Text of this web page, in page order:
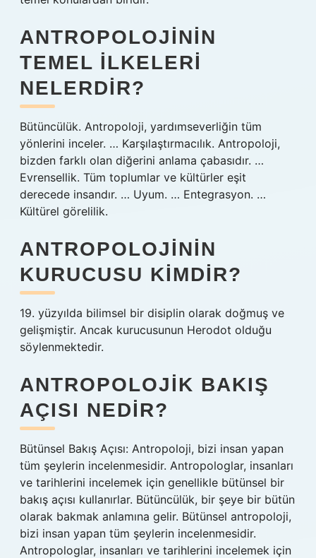
ANTROPOLOJININ
TEMEL ILKELERI
NELERDIR?
Bütüncülük. Antropoloji, yardımseverliğin tüm
yönlerini inceler. … Karşılaştırmacılık. Antropoloji,
bizden farklı olan diğerini anlama çabasıdır. …
Evrensellik. Tüm toplumlar ve kültürler eşit
derecede insandır. … Uyum. … Entegrasyon. …
Kültürel görelilik.
ANTROPOLOJININ
KURUCUSU KIMDIR?
19. yüzyılda bilimsel bir disiplin olarak doğmuş ve
gelişmiştir. Ancak kurucusunun Herodot olduğu
söylenmektedir.
ANTROPOLOJIK BAKIŞ
AÇISI NEDIR?
Bütünsel Bakış Açısı: Antropoloji, bizi insan yapan
tüm şeylerin incelenmesidir. Antropologlar, insanları
ve tarihlerini incelemek için genellikle bütünsel bir
bakış açısı kullanırlar. Bütüncülük, bir şeye bir bütün
olarak bakmak anlamına gelir. Bütünsel antropoloji,
bizi insan yapan tüm şeylerin incelenmesidir.
Antropologlar, insanları ve tarihlerini incelemek için